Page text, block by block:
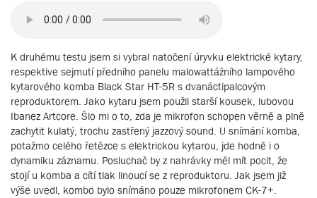
K druhému testu jsem si vybral natočení úryvku elektrické kytary,
respektive sejmutí předního panelu malowattážního lampového
kytarového komba Black Star HT-5R s dvanáctipalcovým
reproduktorem. Jako kytaru jsem použil starší kousek, lubovou
Ibanez Artcore. Šlo mi o to, zda je mikrofon schopen věrně a plně
zachytit kulatý, trochu zastřený jazzový sound. U snímání komba,
potažmo celého řetězce s elektrickou kytarou, jde hodně i o
dynamiku záznamu. Posluchač by z nahrávky měl mít pocit, že
stojí u komba a cítí tlak linoucí se z reproduktoru. Jak jsem již
výše uvedl, kombo bylo snímáno pouze mikrofonem CK-7+.